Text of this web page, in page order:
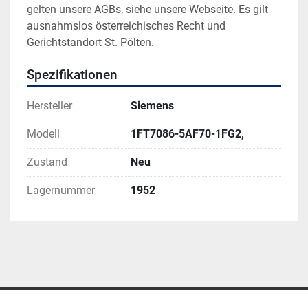
gelten unsere AGBs, siehe unsere Webseite. Es gilt
ausnahmslos österreichisches Recht und
Gerichtstandort St. Pölten.
Spezifikationen
Hersteller Siemens
Modell 1FT7086-5AF70-1FG2,
Zustand Neu
Lagernummer 1952